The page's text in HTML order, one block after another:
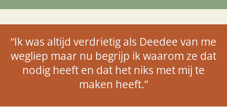
“Ik was altijd verdrietig als Deedee van me
wegliep maar nu begrijp ik waarom ze dat
nodig heeft en dat het niks met mij te
maken heeft.”